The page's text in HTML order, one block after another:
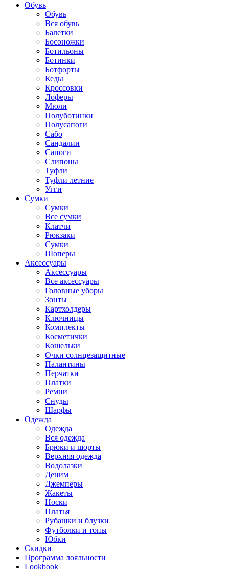
Обувь
Обувь
Вся обувь
Балетки
Босоножки
Ботильоны
Ботинки
Ботфорты
Кеды
Кроссовки
Лоферы
Мюли
Полуботинки
Полусапоги
Сабо
Сандалии
Сапоги
Слипоны
Туфли
Туфли летние
Угги
Сумки
Сумки
Все сумки
Клатчи
Рюкзаки
Сумки
Шоперы
Аксессуары
Аксессуары
Все аксессуары
Головные уборы
Зонты
Картхолдеры
Ключницы
Комплекты
Косметички
Кошельки
Очки солнцезащитные
Палантины
Перчатки
Платки
Ремни
Снуды
Шарфы
Одежда
Одежда
Вся одежда
Брюки и шорты
Верхняя одежда
Водолазки
Деним
Джемперы
Жакеты
Носки
Платья
Рубашки и блузки
Футболки и топы
Юбки
Скидки
Программа лояльности
Lookbook